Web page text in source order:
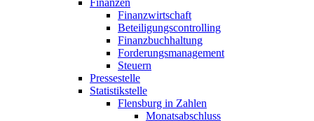
Finanzen
Finanzwirtschaft
Beteiligungscontrolling
Finanzbuchhaltung
Forderungsmanagement
Steuern
Pressestelle
Statistikstelle
Flensburg in Zahlen
Monatsabschluss